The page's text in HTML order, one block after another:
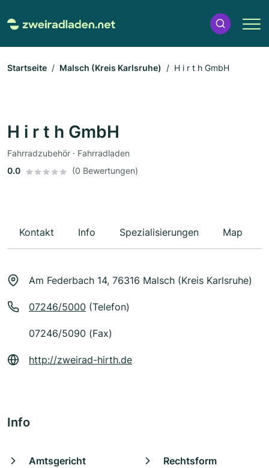
Startseite Malsch (Kreis Karlsruhe) H i r t h GmbH
H i r t h GmbH
Fahrradzubehör · Fahrradladen
0.0
(0 Bewertungen)
Kontakt Info Spezialisierungen Map
Am Federbach 14, 76316 Malsch (Kreis Karlsruhe)
07246/5000 (Telefon)
07246/5090 (Fax)
http://zweirad-hirth.de
Info
Amtsgericht
Rechtsform